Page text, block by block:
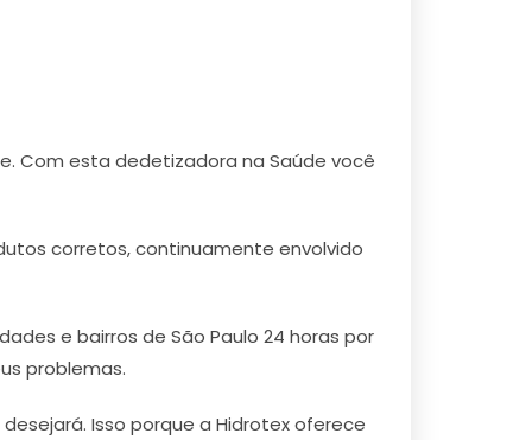
Com esta dedetizadora na Saúde você
corretos, continuamente envolvido
e bairros de São Paulo 24 horas por
problemas.
Isso porque a Hidrotex oferece